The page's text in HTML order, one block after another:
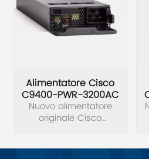
Alimentatore Cisco
C9400-PWR-3200AC
Nuovo alimentatore
originale Cisco